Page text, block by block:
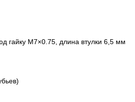
гайку M7×0.75, длина втулки 6,5 мм